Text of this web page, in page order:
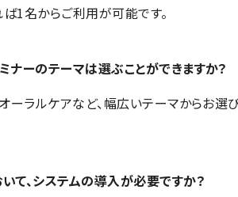
1名からご利用が可能です。
ナーのテーマは選ぶことができますか？
オーラルケアなど、幅広いテーマからお
て、システムの導入が必要ですか？